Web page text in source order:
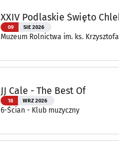
XXIV Podlaskie Święto
09 SIE 2026
Muzeum Rolnictwa im. ks.
JJ Cale - The Best Of
18 WRZ 2026
6-Ścian - Klub muzyczny